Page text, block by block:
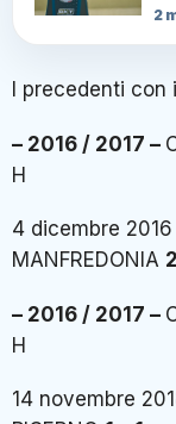
2
I precedenti con il
– 2016 / 2017 –
H
4 dicembre 2016
MANFREDONIA
– 2016 / 2017 –
H
14 novembre